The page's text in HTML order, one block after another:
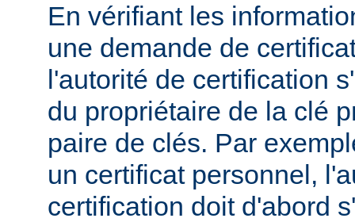
En vérifiant les
une demande de
l'autorité de certification
du propriétaire de la clé
paire de clés. Par
un certificat personnel,
certification doit d'abord